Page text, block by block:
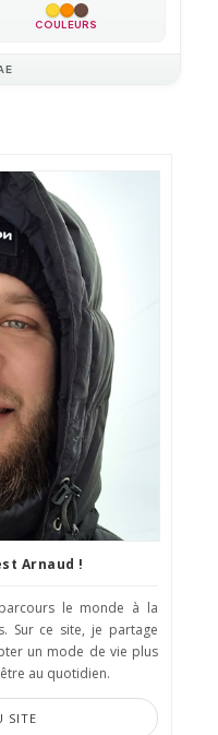
COULEURS
Arnaud !
le monde à la
Sur ce site, je partage
un mode de vie plus
au quotidien.
SITE